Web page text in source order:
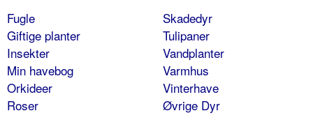
Fugle
Giftige planter
Insekter
Min havebog
Orkideer
Roser
Skadedyr
Tulipaner
Vandplanter
Varmhus
Vinterhave
Øvrige Dyr